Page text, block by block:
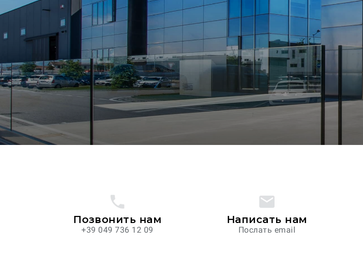
Позвонить нам
+39 049 736 12 09
Написать нам
Послать email